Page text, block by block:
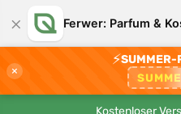
× Ferwer: Parfum &
×
⚡